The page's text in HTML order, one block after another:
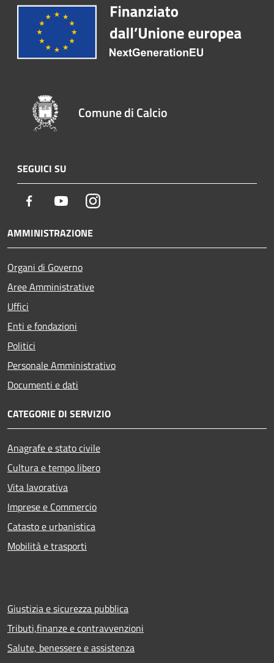
Comune di Calcio
SEGUICI SU
Facebook YoutubeInstagram
AMMINISTRAZIONE
Organi di Governo
Aree Amministrative
Uffici
Enti e fondazioni
Politici
Personale Amministrativo
Documenti e dati
CATEGORIE DI SERVIZIO
Anagrafe e stato civile
Cultura e tempo libero
Vita lavorativa
Imprese e Commercio
Catasto e urbanistica
Mobilità e trasporti
Giustizia e sicurezza pubblica
Tributi,finanze e contravvenzioni
Salute, benessere e assistenza